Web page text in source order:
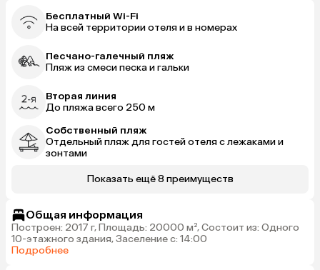
Бесплатный Wi-Fi
На всей территории отеля и в номерах
Песчано-галечный пляж
Пляж из смеси песка и гальки
Вторая линия
До пляжа всего 250 м
Собственный пляж
Отдельный пляж для гостей отеля с лежаками и
зонтами
Показать ещё 8 преимуществ
Общая информация
Построен: 2017 г, Площадь: 20000 м², Состоит из: Одного
10-этажного здания, Заселение с: 14:00
Подробнее